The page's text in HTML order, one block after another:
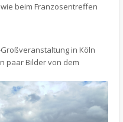
beim Franzosentreffen
in Köln
paar Bilder von dem